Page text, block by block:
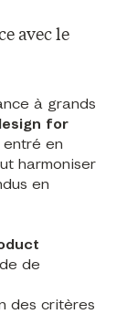
avec le
à grands
for
entré en
harmoniser
en
de
des critères